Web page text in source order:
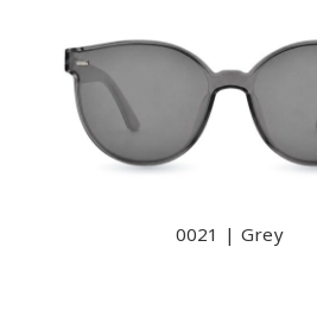
0021 | Grey